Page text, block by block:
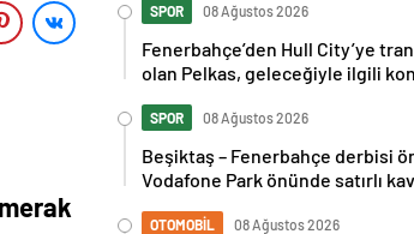
kardeşinden sert cevap
SPOR 08 Ağustos 2026
Fenerbahçe’den Hull City’ye
olan Pelkas, geleceğiyle ilgili
SPOR 08 Ağustos 2026
Beşiktaş – Fenerbahçe derbisi
Vodafone Park önünde satırlı
OTOMOBİL 08 Ağustos 2026